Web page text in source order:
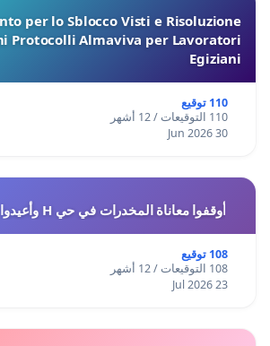
per lo Sblocco Visti e Risoluzione
Protocolli Almaviva per Lavoratori
Egiziani
110 توقيع
110 التوقيعات / 12 أشهر
30 Jun 2026
أوقفوا معاناة المخدرات في حي H وأعيدوا الأمان إلى حينا!
108 توقيع
108 التوقيعات / 12 أشهر
23 Jul 2026